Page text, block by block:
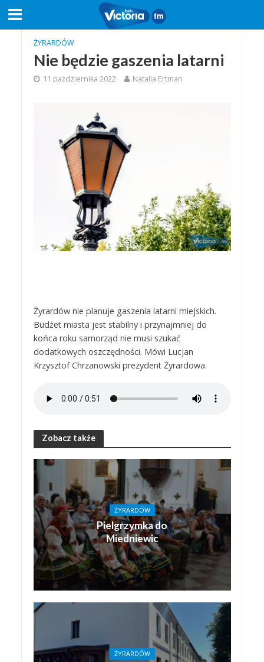
ŻYRARDÓW
Nie będzie gaszenia latarni
11 października 2022 Natalia Ertman
Żyrardów nie planuje gaszenia latarni miejskich.
Budżet miasta jest stabilny i przynajmniej do
końca roku samorząd nie musi szukać
dodatkowych oszczędności. Mówi Lucjan
Krzysztof Chrzanowski prezydent Żyrardowa.
Zobacz także
ŻYRARDÓW
Pielgrzymka do
Miedniewic
ŻYRARDÓW